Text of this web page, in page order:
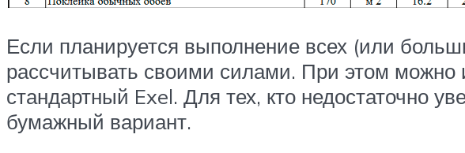
Если планируется выполнение всех (или
рассчитывать своими силами. При этом
стандартный Exel. Для тех, кто недостаточно
бумажный вариант.